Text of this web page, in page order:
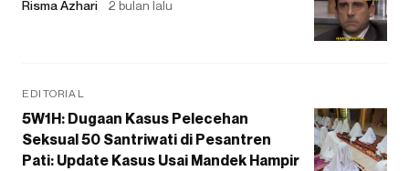
Risma Azhari 2 bulan lalu
EDITORIAL
5W1H: Dugaan Kasus Pelecehan
Seksual 50 Santriwati di Pesantren
Pati: Update Kasus Usai Mandek Hampir